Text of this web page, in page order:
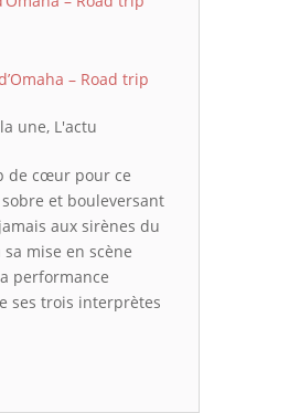
– Road trip
une, L'actu
de cœur pour ce
et bouleversant
aux sirènes du
mise en scène
performance
ses trois interprètes